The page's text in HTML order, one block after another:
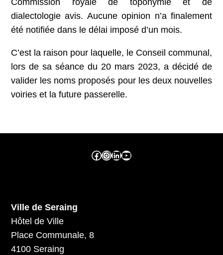
Commission royale de toponymie et de
dialectologie avis. Aucune opinion n’a finalement
été notifiée dans le délai imposé d’un mois.
C’est la raison pour laquelle, le Conseil communal,
lors de sa séance du 20 mars 2023, a décidé de
valider les noms proposés pour les deux nouvelles
voiries et la future passerelle.
Facebook ville de seraing Instragram ville de seraing linkedin – ville de seraing YouTube
Ville de Seraing
Hôtel de Ville
Place Communale, 8
4100 Seraing